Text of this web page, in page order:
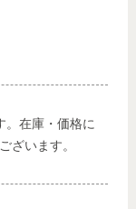
。在庫・価格に
ざいます。